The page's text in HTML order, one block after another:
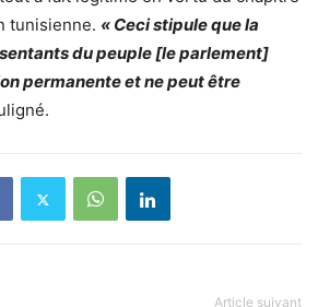
tunisienne. « Ceci stipule que la
du peuple [le parlement]
permanente et ne peut être
Article suivant